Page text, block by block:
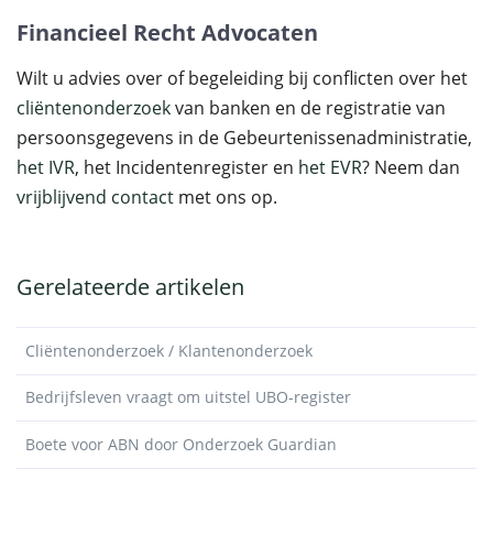
Financieel Recht Advocaten
Wilt u advies over of begeleiding bij conflicten over het
cliëntenonderzoekvan banken en de registratie van
persoonsgegevens in de Gebeurtenissenadministratie,
het IVR, het Incidentenregister en het EVR? Neem dan
vrijblijvend contact met ons op.
Gerelateerde artikelen
Cliëntenonderzoek / Klantenonderzoek
Bedrijfsleven vraagt om uitstel UBO-register
Boete voor ABN door Onderzoek Guardian